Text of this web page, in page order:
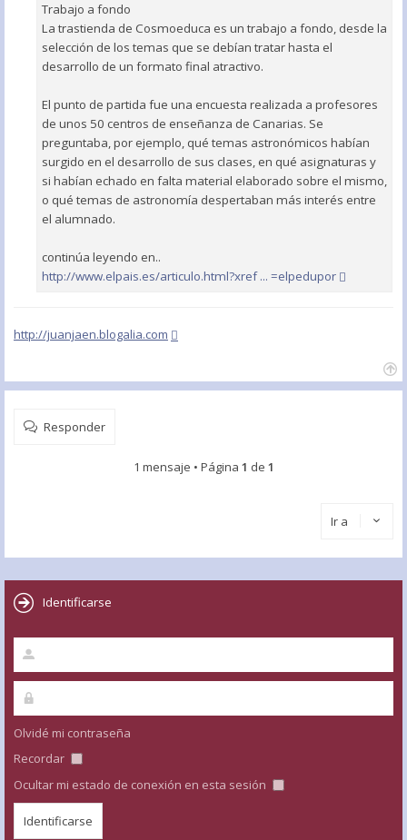
Trabajo a fondo
La trastienda de Cosmoeduca es un trabajo a fondo, desde la
selección de los temas que se debían tratar hasta el
desarrollo de un formato final atractivo.
El punto de partida fue una encuesta realizada a profesores
de unos 50 centros de enseñanza de Canarias. Se
preguntaba, por ejemplo, qué temas astronómicos habían
surgido en el desarrollo de sus clases, en qué asignaturas y
si habían echado en falta material elaborado sobre el mismo,
o qué temas de astronomía despertaban más interés entre
el alumnado.
continúa leyendo en..
http://www.elpais.es/articulo.html?xref ... =elpedupor
http://juanjaen.blogalia.com
Responder
1 mensaje • Página 1 de 1
Ir a
Identificarse
Olvidé mi contraseña
Recordar
Ocultar mi estado de conexión en esta sesión